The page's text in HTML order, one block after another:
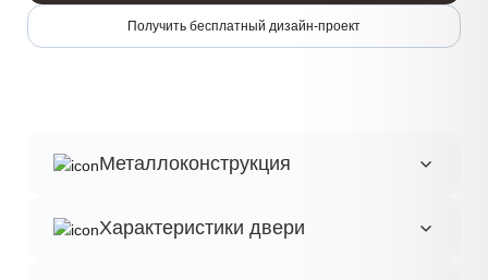
Получить бесплатный дизайн-проект
Металлоконструкция
Характеристики двери